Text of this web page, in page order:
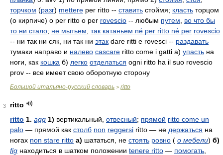
торчком (разг) mettere per ritto -- ставить стоймя; класть торцом
(о кирпиче) o per ritto o per rovescio -- любым путем
во что бы
то ни стало; не мытьем так катаньем né per ritto né per rovescio
-- ни так ни сяк, ни так ни этак dare ritti e rovesci -- раздавать
тумаки направо и налево cascare ritto come i gatti а) упасть на
ноги, как кошка б) легко отделаться ogni ritto ha il suo rovescio
prov -- все имеет свою оборотную сторону
Большой итальяно-русский словарь > ritto
3
ritto
ritto 1. agg 1) вертикальный, отвесный; прямой ritto come un
palo — прямой как столб non reggersi ritto — не держаться на
ногах non stare ritto а) шататься, не стоять ровно ( о мебели) б)
fig находиться в шатком положении tenere ritto — помогать